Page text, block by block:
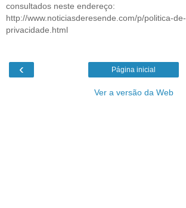
consultados neste endereço:
http://www.noticiasderesende.com/p/politica-de-
privacidade.html
‹ Página inicial
Ver a versão da Web